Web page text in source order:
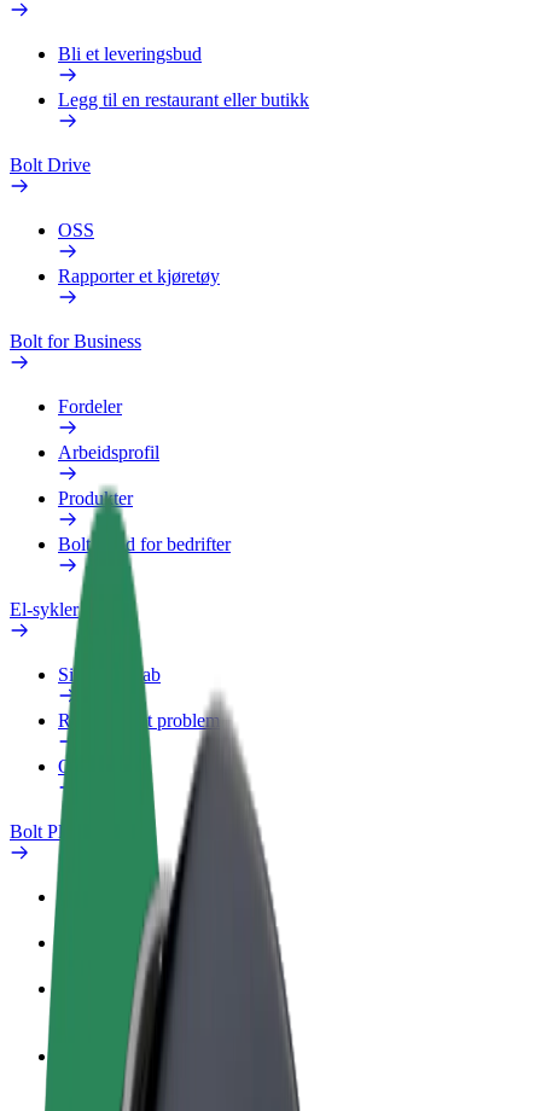
Bli et leveringsbud
Legg til en restaurant eller butikk
Bolt Drive
OSS
Rapporter et kjøretøy
Bolt for Business
Fordeler
Arbeidsprofil
Produkter
Bolt Food for bedrifter
El-sykler
Sikkerhetslab
Rapporter et problem
OSS
Bolt Pluss
Slik blir du med
Bli en sjåfør
Tjen penger på egne vilkår